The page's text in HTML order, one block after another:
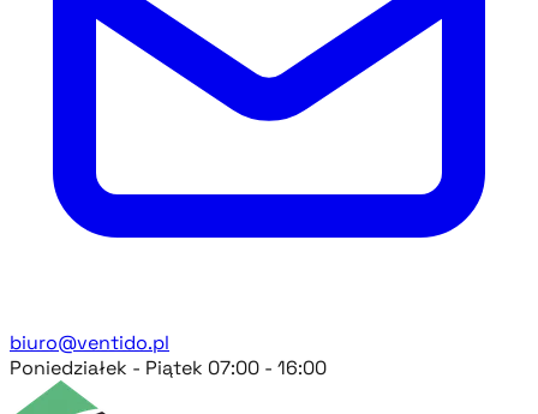
biuro@ventido.pl
Poniedziałek - Piątek 07:00 - 16:00